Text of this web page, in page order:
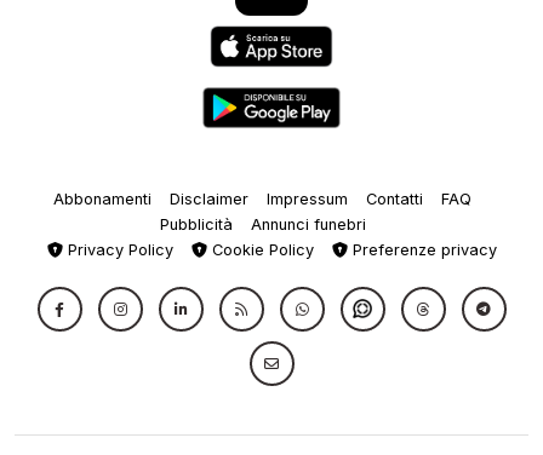
Abbonamenti Disclaimer Impressum Contatti
FAQ
Pubblicità
Annunci funebri
Privacy Policy
Cookie Policy Preferenze privacy